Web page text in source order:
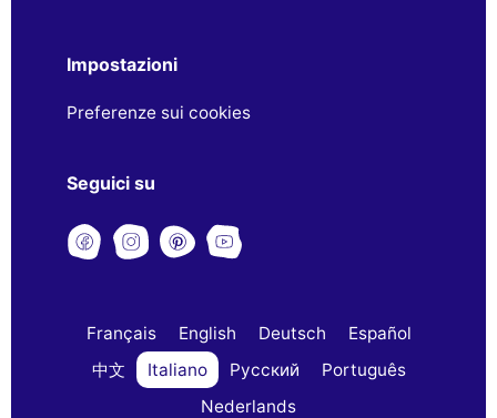
Impostazioni
Preferenze sui cookies
Seguici su
Français English Deutsch
Español
中文
Italiano Русский
Português
Nederlands